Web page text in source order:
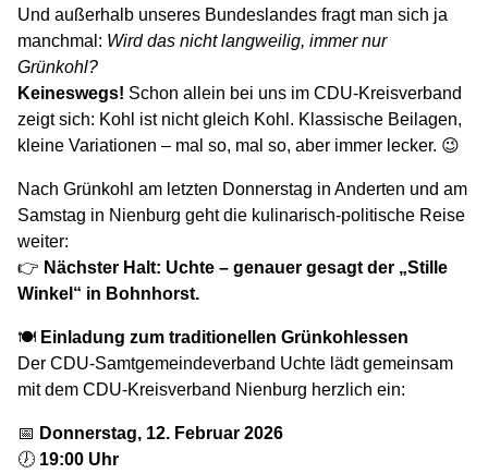
Und außerhalb unseres Bundeslandes fragt man sich ja
manchmal: Wird das nicht langweilig, immer nur
Grünkohl?
Keineswegs! Schon allein bei uns im CDU-Kreisverband
zeigt sich: Kohl ist nicht gleich Kohl. Klassische Beilagen,
kleine Variationen – mal so, mal so, aber immer lecker. 😉
Nach Grünkohl am letzten Donnerstag in Anderten und am
Samstag in Nienburg geht die kulinarisch-politische Reise
weiter:
👉 Nächster Halt: Uchte – genauer gesagt der „Stille
Winkel“ in Bohnhorst.
🍽 Einladung zum traditionellen Grünkohlessen
Der CDU-Samtgemeindeverband Uchte lädt gemeinsam
mit dem CDU-Kreisverband Nienburg herzlich ein:
📅 Donnerstag, 12. Februar 2026
🕖 19:00 Uhr